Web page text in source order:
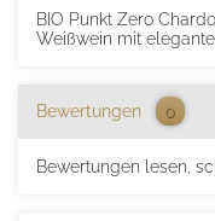
BIO Punkt Zero
Weißwein mit
Bewertungen 0
Bewertungen lesen,